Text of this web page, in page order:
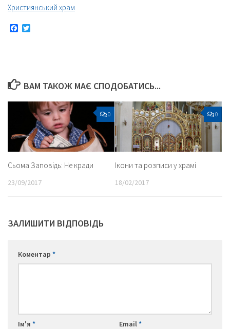
Християнський храм
Facebook
ВАМ ТАКОЖ МАЄ СПОДОБАТИСЬ...
0
Сьома Заповідь: Не кради
23/09/2017
0
Ікони та розписи у храмі
18/02/2017
ЗАЛИШИТИ ВІДПОВІДЬ
Коментар *
Ім'я * Email*